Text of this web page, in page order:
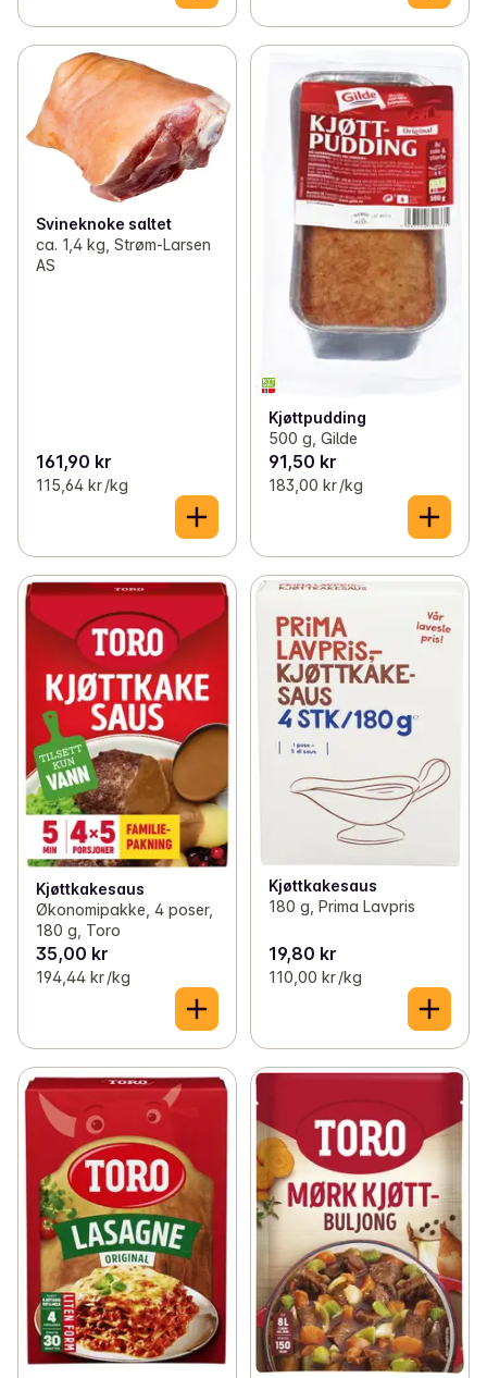
Svineknoke saltet
ca. 1,4 kg, Strøm-Larsen
AS
161,90 kr
115,64 kr /kg
Kjøttpudding
500 g, Gilde
91,50 kr
183,00 kr /kg
Kjøttkakesaus
Økonomipakke, 4 poser,
180 g, Toro
35,00 kr
194,44 kr /kg
Kjøttkakesaus
180 g, Prima Lavpris
19,80 kr
110,00 kr /kg